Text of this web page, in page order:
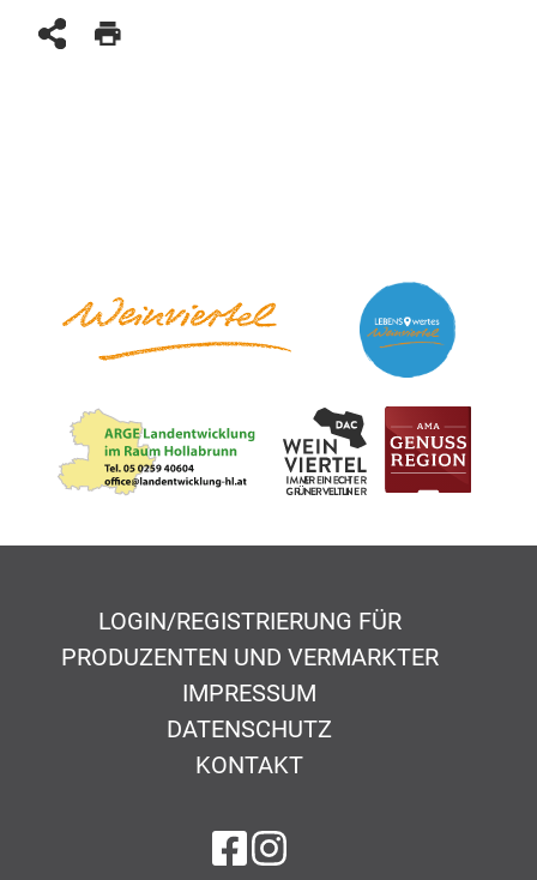
LOGIN/REGISTRIERUNG FÜR
PRODUZENTEN UND VERMARKTER
IMPRESSUM
DATENSCHUTZ
KONTAKT
auf Facebook
auf Instagram